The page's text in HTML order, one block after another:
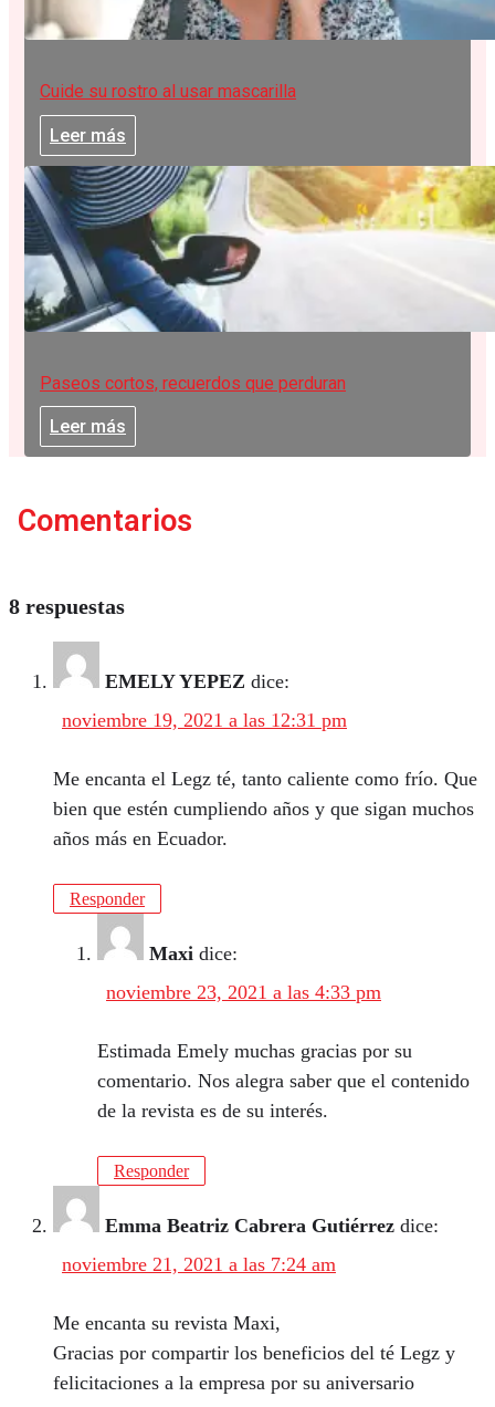
Cuide su rostro al usar mascarilla
Leer más
Paseos cortos, recuerdos que perduran
Leer más
Comentarios
8 respuestas
EMELY YEPEZ dice:
noviembre 19, 2021 a las 12:31 pm
Me encanta el Legz té, tanto caliente como frío. Que
bien que estén cumpliendo años y que sigan muchos
años más en Ecuador.
Responder
Maxi dice:
noviembre 23, 2021 a las 4:33 pm
Estimada Emely muchas gracias por su
comentario. Nos alegra saber que el contenido
de la revista es de su interés.
Responder
Emma Beatriz Cabrera Gutiérrez dice:
noviembre 21, 2021 a las 7:24 am
Me encanta su revista Maxi,
Gracias por compartir los beneficios del té Legz y
felicitaciones a la empresa por su aniversario